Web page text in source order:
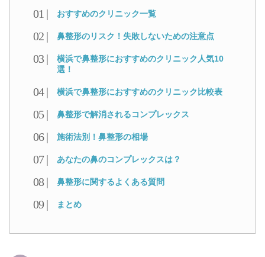
おすすめのクリニック一覧
鼻整形のリスク！失敗しないための注意点
横浜で鼻整形におすすめのクリニック人気10
選！
横浜で鼻整形におすすめのクリニック比較表
鼻整形で解消されるコンプレックス
施術法別！鼻整形の相場
あなたの鼻のコンプレックスは？
鼻整形に関するよくある質問
まとめ